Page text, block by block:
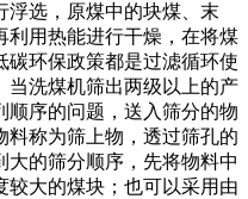
浮选，原煤中的块煤、末
利用热能进行干燥，在将煤
碳环保政策都是过滤循环使
当洗煤机筛出两级以上的产
顺序的问题，送入筛分的物
料称为筛上物，透过筛孔的
的筛分顺序，先将物料中
较大的煤块；也可以采用由